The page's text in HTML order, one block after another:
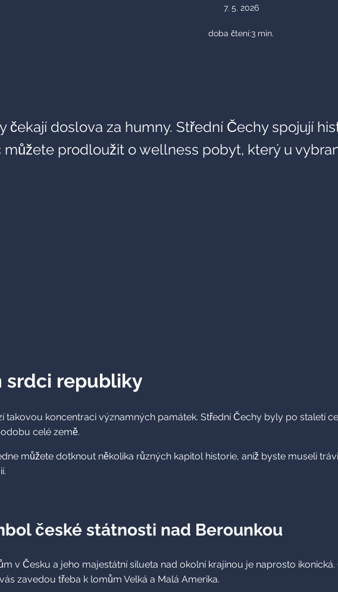
7. 5. 2026
doba čtení:3 min.
čekají doslova za humny. Střední Čechy spojují
můžete prodloužit o wellness pobyt, který u
srdci republiky
takovou koncentraci významných památek. Střední Čechy byly po staletí
celé země.
můžete dotknout několika různých kapitol historie, aniž byste museli
české státnosti nad Berounkou
v Česku a jeho majestátní silueta nad okolní krajinou je naprosto
zavedou třeba k lomům Velká a Malá Amerika.